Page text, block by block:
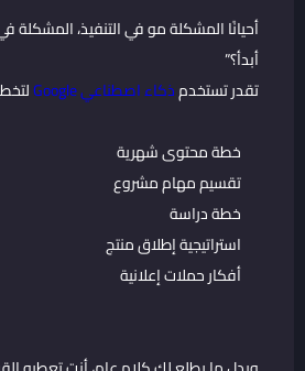
أحيانًا المشكلة مو في التنفيذ، المشكلة
أبدأ؟”
تقدر تستخدمذكاء اصطناعي Google
خطة محتوى شهرية
تقسيم مهام مشروع
خطة دراسة
استراتيجية إطلاق منتج
أفكار حملات إعلانية